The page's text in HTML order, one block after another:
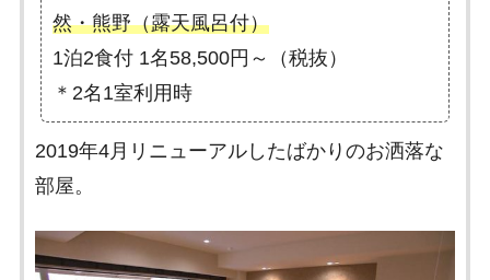
然・熊野（露天風呂付）
1泊2食付 1名58,500円～（税抜）
＊2名1室利用時
2019年4月リニューアルしたばかりのお洒落な
部屋。